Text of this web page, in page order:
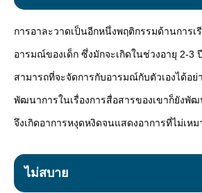
การอาละวาดเป็นอีกหนึ่งพฤติกรรมด้านการเ
อารมณ์ของเด็ก ซึ่งมักจะเกิดในช่วงอายุ 2-3 ปี
สามารถที่จะจัดการกับอารมณ์กับตัวเองได้อย่
พัฒนาการในเรื่องการสื่อสารของเขาก็ยังพั
จึงเกิดอาการหงุดหงิดจนแสดงอาการที่ไม่เห
ไม่สบาย